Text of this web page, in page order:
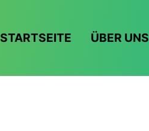
STARTSEITE ÜBER UNS